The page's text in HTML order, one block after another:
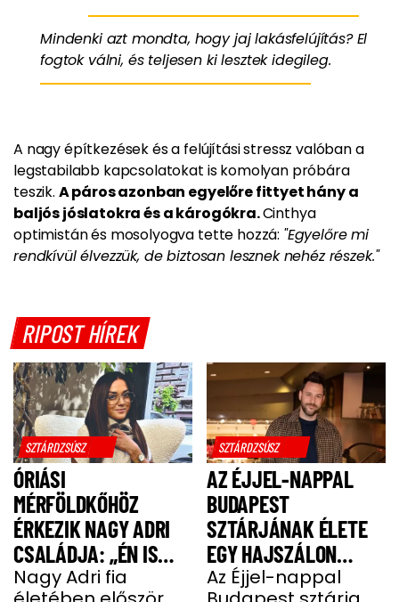
Mindenki azt mondta, hogy jaj lakásfelújítás? El
fogtok válni, és teljesen ki lesztek idegileg.
A nagy építkezések és a felújítási stressz valóban a
legstabilabb kapcsolatokat is komolyan próbára
teszik. A páros azonban egyelőre fittyet hány a
baljós jóslatokra és a károgókra.Cinthya
optimistán és mosolyogva tette hozzá: "Egyelőre mi
rendkívül élvezzük, de biztosan lesznek nehéz részek."
RIPOST HÍREK
SZTÁRDZSÚSZ
ÓRIÁSI
MÉRFÖLDKŐHÖZ
ÉRKEZIK NAGY ADRI
CSALÁDJA: „ÉN IS
UGYANÚGY IZGULOK,
Nagy Adri fia
SZTÁRDZSÚSZ
AZ ÉJJEL-NAPPAL
BUDAPEST
SZTÁRJÁNAK ÉLETE
EGY HAJSZÁLON
LÓGOTT – SÖTÉT
Az Éjjel-nappal